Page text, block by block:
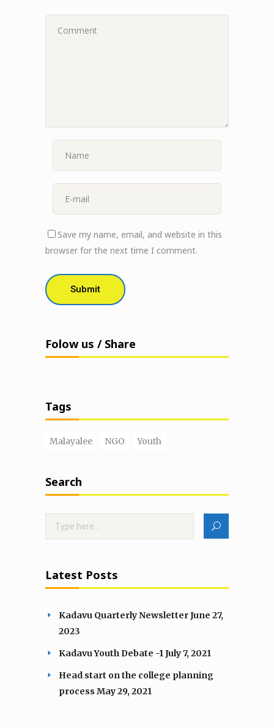
Save my name, email, and website in this
browser for the next time I comment.
Folow us / Share
Tags
Malayalee NGO Youth
Search
Latest Posts
Kadavu Quarterly NewsletterJune 27,
2023
Kadavu Youth Debate -1July 7, 2021
Head start on the college planning
process May 29, 2021